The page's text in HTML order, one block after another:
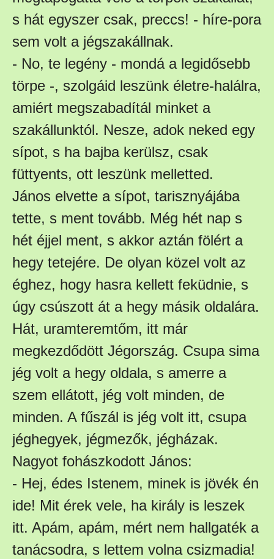
s hát egyszer csak, preccs! - híre-pora
sem volt a jégszakállnak.
- No, te legény - mondá a legidősebb
törpe -, szolgáid leszünk életre-halálra,
amiért megszabadítál minket a
szakállunktól. Nesze, adok neked egy
sípot, s ha bajba kerülsz, csak
füttyents, ott leszünk melletted.
János elvette a sípot, tarisznyájába
tette, s ment tovább. Még hét nap s
hét éjjel ment, s akkor aztán fölért a
hegy tetejére. De olyan közel volt az
éghez, hogy hasra kellett feküdnie, s
úgy csúszott át a hegy másik oldalára.
Hát, uramteremtőm, itt már
megkezdődött Jégország. Csupa sima
jég volt a hegy oldala, s amerre a
szem ellátott, jég volt minden, de
minden. A fűszál is jég volt itt, csupa
jéghegyek, jégmezők, jégházak.
Nagyot fohászkodott János:
- Hej, édes Istenem, minek is jövék én
ide! Mit érek vele, ha király is leszek
itt. Apám, apám, mért nem hallgaték a
tanácsodra, s lettem volna csizmadia!